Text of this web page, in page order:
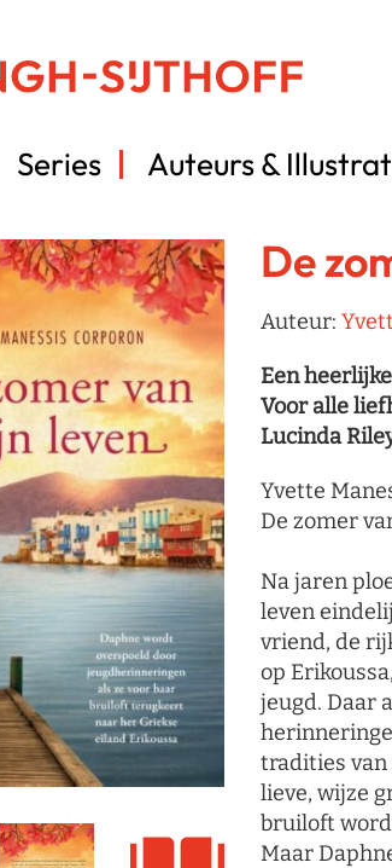
Series Auteurs &
De
Auteur:
Een
Voor alle
Lucinda
Yvette
De zomer
Na jaren
leven
vriend, de
op
jeugd. Daar
tradities van
lieve, wijze
bruiloft
Maar